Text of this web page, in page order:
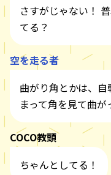
さすがじゃない！
てる？
空を走る者
曲がり角とかは、
まって角を見て曲が
COCO教頭
ちゃんとしてる！